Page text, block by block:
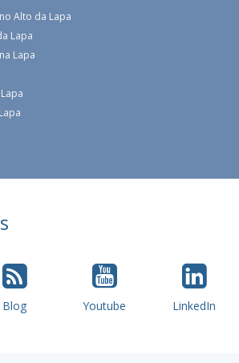
Alto da Lapa
Lapa
Lapa
Blog Youtube LinkedIn